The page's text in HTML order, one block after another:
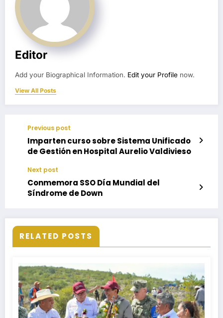
Editor
Add your Biographical Information. Edit your Profile now.
View All Posts
Previous post
Imparten curso sobre Sistema Unificado
de Gestión en Hospital Aurelio Valdivieso
Next post
Conmemora SSO Día Mundial del
Síndrome de Down
RELATED POSTS